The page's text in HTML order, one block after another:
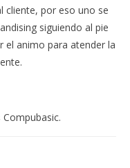
cliente, por eso uno se
siguiendo al pie
el animo para atender la